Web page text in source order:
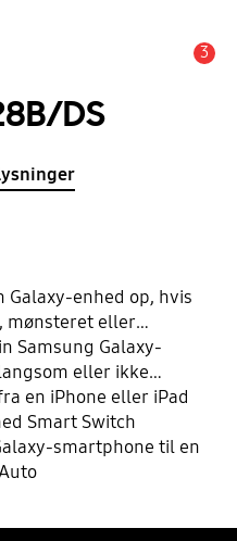
3
DS
Galaxy-enhed op, hvis
mønsteret eller
Samsung Galaxy-
eller ikke
en iPhone eller iPad
Smart Switch
smartphone til en